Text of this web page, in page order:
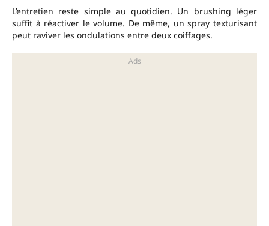
L’entretien reste simple au quotidien. Un brushing léger
suffit à réactiver le volume. De même, un spray texturisant
peut raviver les ondulations entre deux coiffages.